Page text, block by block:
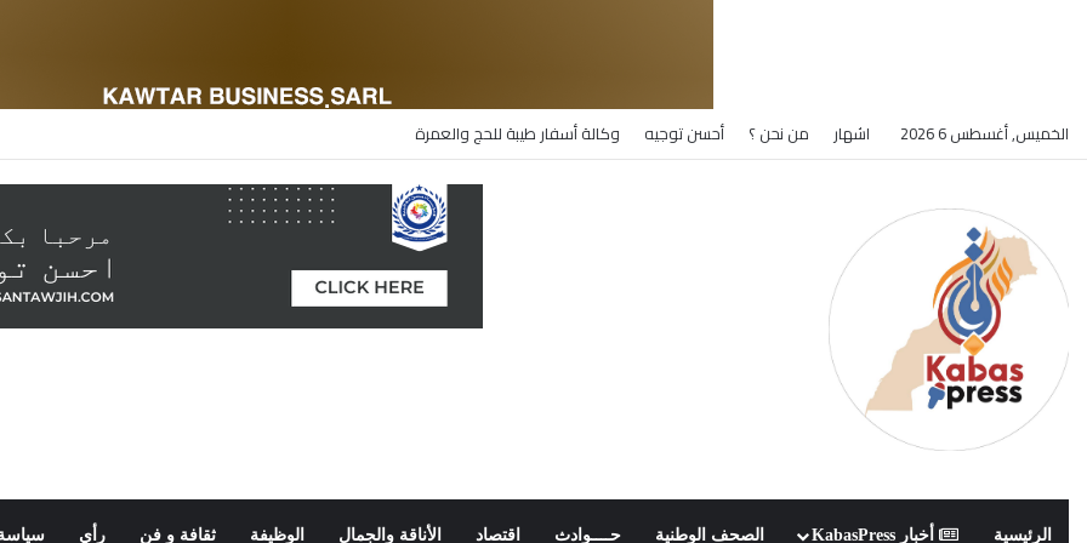
الخميس, أغسطس 6 2026 اشهار من نحن ؟ أحسن توجيه وكالة أسفار طيبة للحج والعمرة
الرئيسية أخبار KabasPress الصحف الوطنية حــــوادث اقتصاد الأناقة والجمال الوظيفة ثقافة و فن رأي